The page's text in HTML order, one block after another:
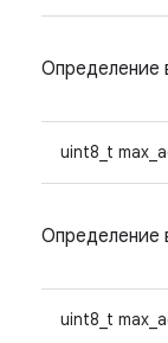
Определение
uint8_t
Определение
uint8_t